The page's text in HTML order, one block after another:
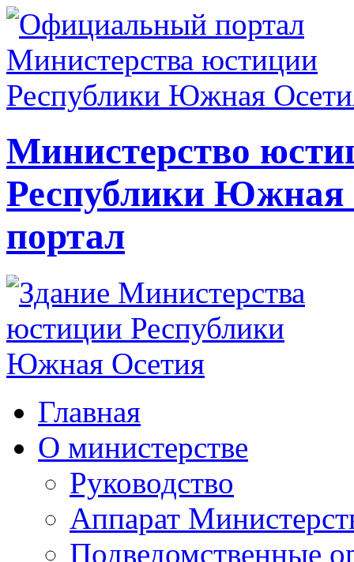
Министерство
Республики
портал
Главная
О министерстве
Руководство
Аппарат
Подведомственные